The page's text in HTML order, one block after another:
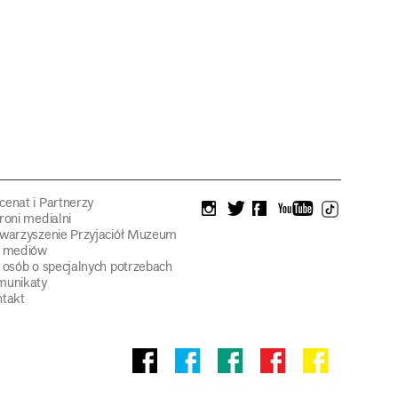
i Partnerzy
medialni
Przyjaciół Muzeum
o specjalnych potrzebach
instagram
twitterfacebookyoutube
tiktok
Facebook
Muzeum
facebook
Pawilonu
facebook
Muzeum
Facebook
Panoramy
facebook
Stowarzyszenie